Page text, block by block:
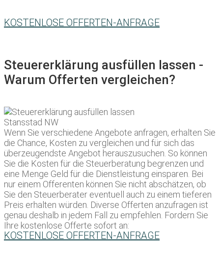
KOSTENLOSE OFFERTEN-ANFRAGE
Steuererklärung ausfüllen lassen -
Warum Offerten vergleichen?
Wenn Sie verschiedene Angebote anfragen, erhalten Sie
die Chance, Kosten zu vergleichen und für sich das
überzeugendste Angebot herauszusuchen. So können
Sie die Kosten für die Steuerberatung begrenzen und
eine Menge Geld für die Dienstleistung einsparen. Bei
nur einem Offerenten können Sie nicht abschätzen, ob
Sie den Steuerberater eventuell auch zu einem tieferen
Preis erhalten würden. Diverse Offerten anzufragen ist
genau deshalb in jedem Fall zu empfehlen. Fordern Sie
Ihre kostenlose Offerte sofort an:
KOSTENLOSE OFFERTEN-ANFRAGE